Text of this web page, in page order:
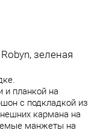
зеленая
планкой на
с подкладкой из
кармана на
манжеты на